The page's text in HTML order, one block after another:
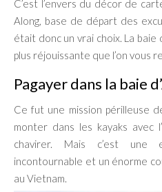
C’est l’envers du décor de
Along, base de départ des
était donc un vrai choix. La
plus réjouissante que l’on vous
Pagayer dans la baie
Ce fut une mission périlleuse
monter dans les kayaks avec
chavirer. Mais c’est une
incontournable et un énorme
au Vietnam.